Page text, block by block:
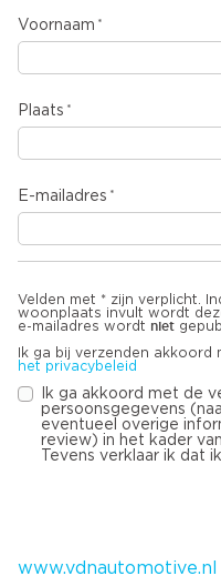
Voornaam
Plaats
E-mailadres
Velden met * zijn verplicht.
woonplaats invult wordt
e-mailadres wordt niet
Ik ga bij verzenden akkoord
het privacybeleid
Ik ga akkoord met de
persoonsgegevens
eventueel overige
review) in het kader
Tevens verklaar ik dat
www.vdnautomotive.nl